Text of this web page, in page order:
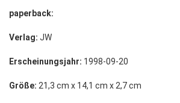
paperback:
Verlag: JW
Erscheinungsjahr: 1998-09-20
Größe: 21,3 cm x 14,1 cm x 2,7 cm